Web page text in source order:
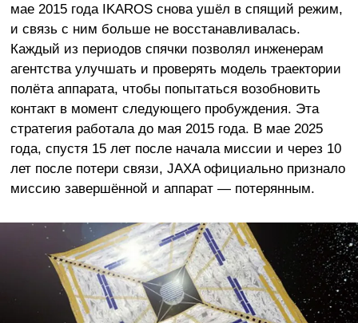
мае 2015 года IKAROS снова ушёл в спящий режим,
и связь с ним больше не восстанавливалась.
Каждый из периодов спячки позволял инженерам
агентства улучшать и проверять модель траектории
полёта аппарата, чтобы попытаться возобновить
контакт в момент следующего пробуждения. Эта
стратегия работала до мая 2015 года. В мае 2025
года, спустя 15 лет после начала миссии и через 10
лет после потери связи, JAXA официально признало
миссию завершённой и аппарат — потерянным.